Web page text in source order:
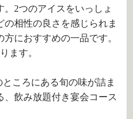
2つのアイスをいっしょ
相性の良さを感じられま
におすすめの一品です。
ます。
ころにある旬の味が詰ま
、飲み放題付き宴会コース